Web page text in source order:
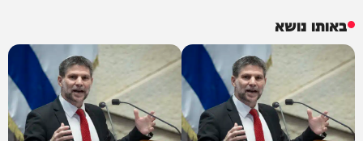
באותו נושא